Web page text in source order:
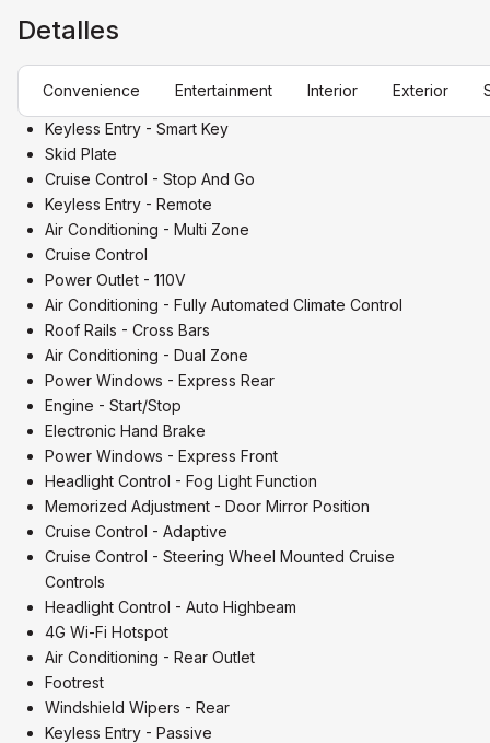
Detalles
Convenience Entertainment Interior Exterior
Keyless Entry - Smart Key
Skid Plate
Cruise Control - Stop And Go
Keyless Entry - Remote
Air Conditioning - Multi Zone
Cruise Control
Power Outlet - 110V
Air Conditioning - Fully Automated Climate Control
Roof Rails - Cross Bars
Air Conditioning - Dual Zone
Power Windows - Express Rear
Engine - Start/Stop
Electronic Hand Brake
Power Windows - Express Front
Headlight Control - Fog Light Function
Memorized Adjustment - Door Mirror Position
Cruise Control - Adaptive
Cruise Control - Steering Wheel Mounted Cruise
Controls
Headlight Control - Auto Highbeam
4G Wi-Fi Hotspot
Air Conditioning - Rear Outlet
Footrest
Windshield Wipers - Rear
Keyless Entry - Passive